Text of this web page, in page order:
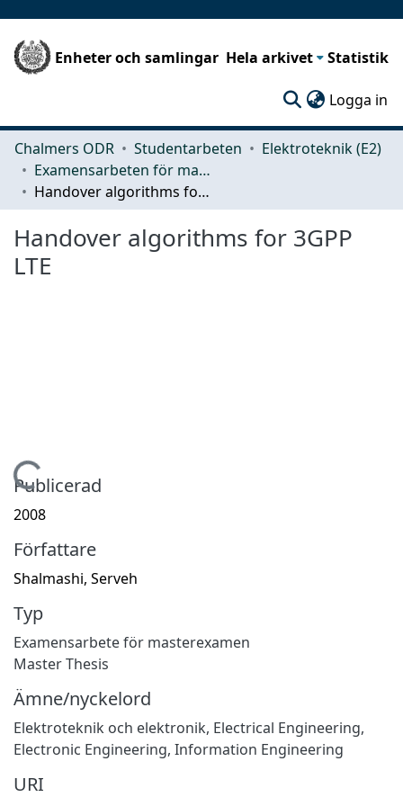
Enheter och samlingar Hela arkivet Statistik
Logga in
Chalmers ODR Studentarbeten
Elektroteknik (E2)
Examensarbeten för masterexamen
Handover algorithms for 3GPP LTE
Handover algorithms for 3GPP
LTE
Hämtar...
Publicerad
2008
Författare
Shalmashi, Serveh
Typ
Examensarbete för masterexamen
Master Thesis
Ämne/nyckelord
Elektroteknik och elektronik, Electrical Engineering,
Electronic Engineering, Information Engineering
URI